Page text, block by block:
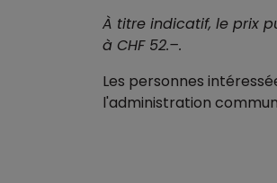
À titre indicatif, le prix
à CHF 52.–.
Les personnes
l'administration